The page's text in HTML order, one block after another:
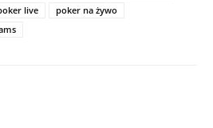
live
poker na żywo